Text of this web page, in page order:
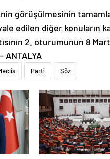
görüşülmesinin
edilen diğer konuların
2. oturumunun 8
ANTALYA
Parti Söz